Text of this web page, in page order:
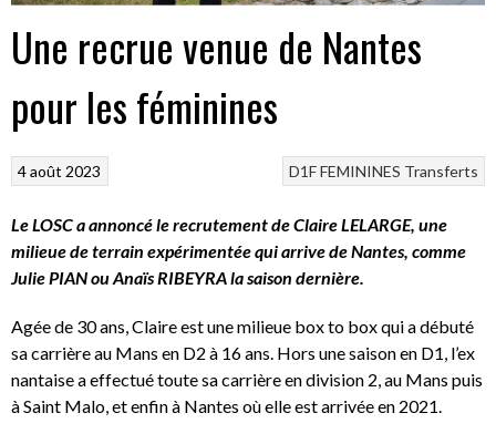
Une recrue venue de Nantes
pour les féminines
D1FFEMININES Transferts
4 août 2023
Le LOSC a annoncé le recrutement de Claire LELARGE, une
milieue de terrain expérimentée qui arrive de Nantes, comme
Julie PIAN ou Anaïs RIBEYRA la saison dernière.
Agée de 30 ans, Claire est une milieue box to box qui a débuté
sa carrière au Mans en D2 à 16 ans. Hors une saison en D1, l’ex
nantaise a effectué toute sa carrière en division 2, au Mans puis
à Saint Malo, et enfin à Nantes où elle est arrivée en 2021.